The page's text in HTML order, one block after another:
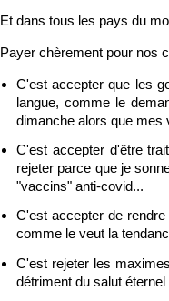
Et dans tous les pays du
Payer chèrement pour nos
C'est accepter que les
langue, comme le
dimanche alors que
C'est accepter d'être
rejeter parce que je
"vaccins" anti-covid...
C'est accepter de
comme le veut la
C'est rejeter les
détriment du salut